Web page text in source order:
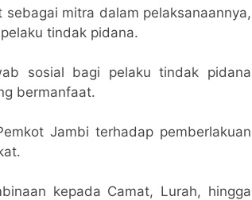
mitra dalam pelaksanaannya,
tindak pidana.
sosial bagi pelaku tindak pidana
bermanfaat.
Jambi terhadap pemberlakuan
kepada Camat, Lurah, hingga